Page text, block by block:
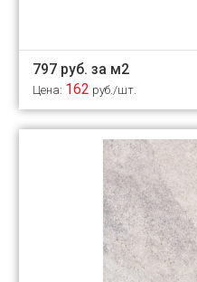
797 руб. за м2
Цена: 162 руб./шт.